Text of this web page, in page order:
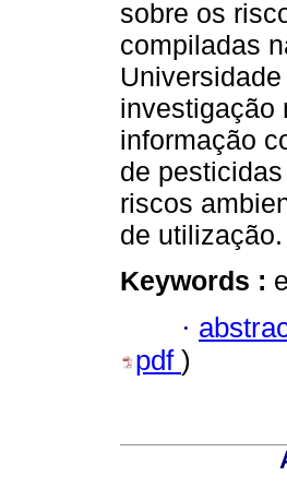
sobre os
compiladas
investigação
informação
de
riscos
de utilização.
Keywords :
·
pdf )